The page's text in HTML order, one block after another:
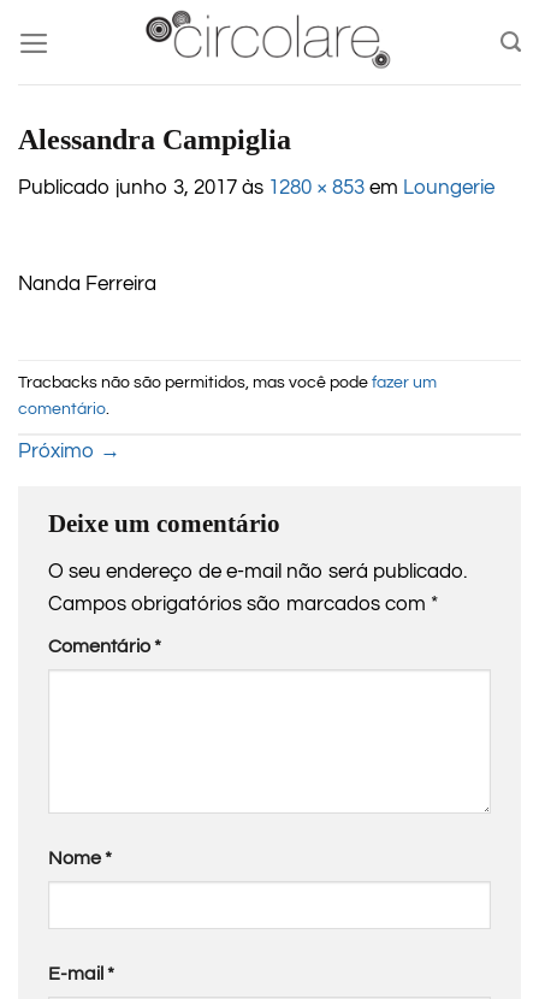
content
Alessandra Campiglia
Publicado junho 3, 2017 às 1280 × 853 em Loungerie
Nanda Ferreira
Tracbacks não são permitidos, mas você pode fazer um
comentário.
Próximo →
Deixe um comentário
O seu endereço de e-mail não será publicado.
Campos obrigatórios são marcados com *
Comentário*
Nome*
E-mail *